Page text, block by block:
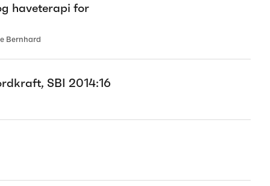
haveterapi for
Bernhard
SBI 2014:16